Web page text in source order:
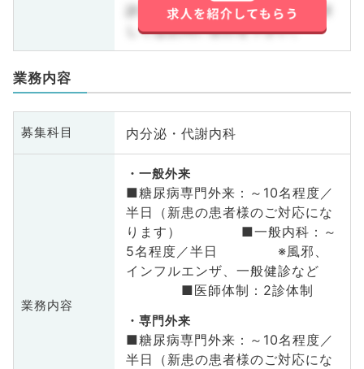
詳しくはお問い合わせ下さい。詳
しくはお問い合わせ下さい。
業務内容
募集科目 内分泌・代謝内科
業務内容
一般外来
■糖尿病専門外来：～10名程度／
半日（新患の患者様のご対応にな
ります） ■一般内科：～
5名程度／半日 ※風邪、
インフルエンザ、一般健診など
■医師体制：2診体制
専門外来
■糖尿病専門外来：～10名程度／
半日（新患の患者様のご対応にな